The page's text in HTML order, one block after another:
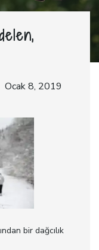
Ocak 8, 2019
bir dağcılık